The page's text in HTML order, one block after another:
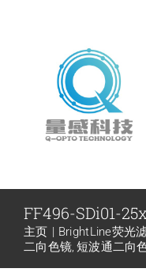
产品中心
代理品牌
FF496-SDi01-
主页 BrightLine荧光
二向色镜 短波通二向